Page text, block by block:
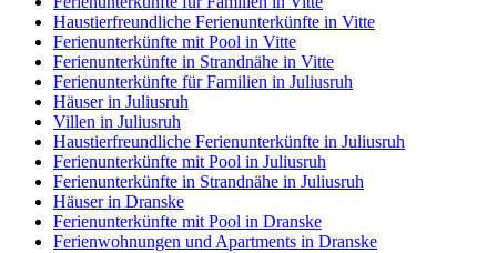
Haustierfreundliche Ferienunterkünfte in Vitte
Ferienunterkünfte mit Pool in Vitte
Ferienunterkünfte in Strandnähe in Vitte
Ferienunterkünfte für Familien in Juliusruh
Häuser in Juliusruh
Villen in Juliusruh
Haustierfreundliche Ferienunterkünfte in Juliusruh
Ferienunterkünfte mit Pool in Juliusruh
Ferienunterkünfte in Strandnähe in Juliusruh
Häuser in Dranske
Ferienunterkünfte mit Pool in Dranske
Ferienwohnungen und Apartments in Dranske